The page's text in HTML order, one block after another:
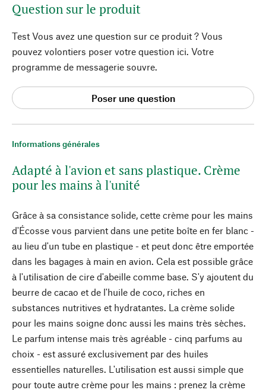
Informations générales
Adapté à l'avion et sans plastique. Crème
pour les mains à l'unité
Grâce à sa consistance solide, cette crème pour les mains
d'Écosse vous parvient dans une petite boîte en fer blanc -
au lieu d'un tube en plastique - et peut donc être emportée
dans les bagages à main en avion. Cela est possible grâce
à l'utilisation de cire d'abeille comme base. S'y ajoutent du
beurre de cacao et de l'huile de coco, riches en
substances nutritives et hydratantes. La crème solide
pour les mains soigne donc aussi les mains très sèches.
Le parfum intense mais très agréable - cinq parfums au
choix - est assuré exclusivement par des huiles
essentielles naturelles. L'utilisation est aussi simple que
pour toute autre crème pour les mains : prenez la crème
Question sur le produit
Test Vous avez une question sur ce produit ? Vous
pouvez volontiers poser votre question ici. Votre
programme de messagerie souvre.
Poser une question